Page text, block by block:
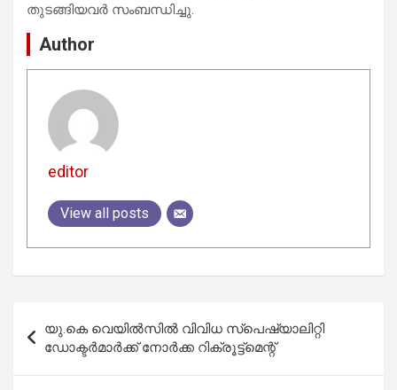
തുടങ്ങിയവർ സംബന്ധിച്ചു.
Author
editor
View all posts
navigation
യു.കെ വെയിൽസിൽ വിവിധ സ്‌പെഷ്യാലിറ്റി
ഡോക്ടർമാർക്ക് നോർക്ക റിക്രൂട്ട്‌മെന്റ്